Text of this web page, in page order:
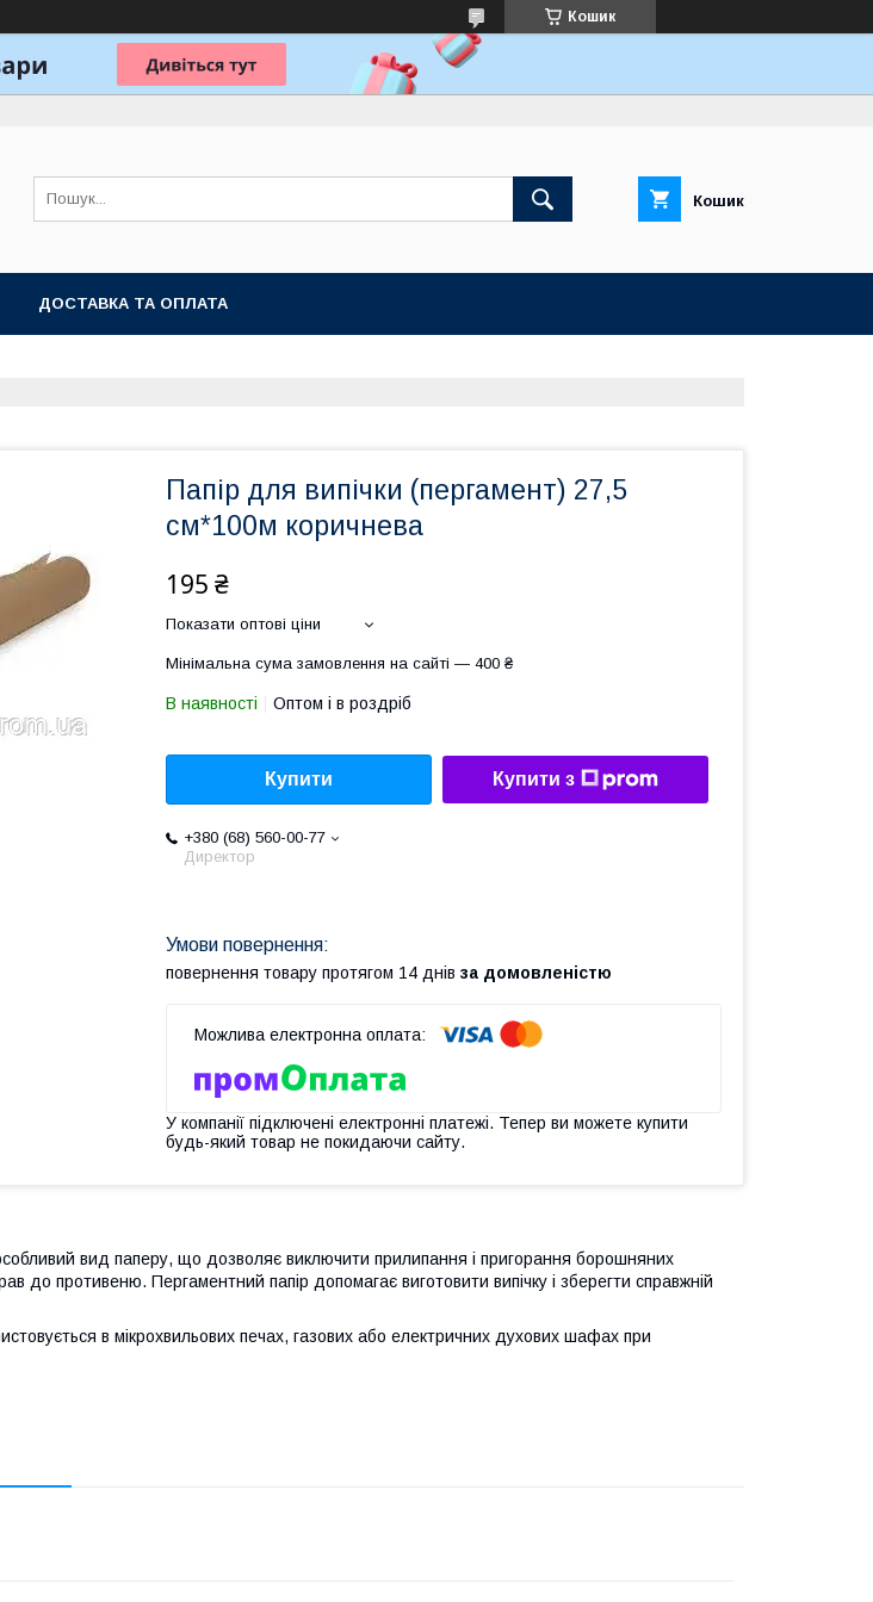
Кошик
Кошик
ДОСТАВКА ТА ОПЛАТА
Папір для випічки (пергамент) 27,5
см*100м коричнева
195 ₴
Показати оптові ціни
Мінімальна сума замовлення на сайті — 400 ₴
В наявності Оптом і в роздріб
Купити Купити з
+380 (68) 560-00-77
Директор
повернення товару протягом 14 днів за домовленістю
У компанії підключені електронні платежі. Тепер ви можете купити
будь-який товар не покидаючи сайту.
вид паперу, що дозволяє виключити прилипання і пригорання борошняних
до противеню. Пергаментний папір допомагає виготовити випічку і зберегти справжній
в мікрохвильових печах, газових або електричних духових шафах при